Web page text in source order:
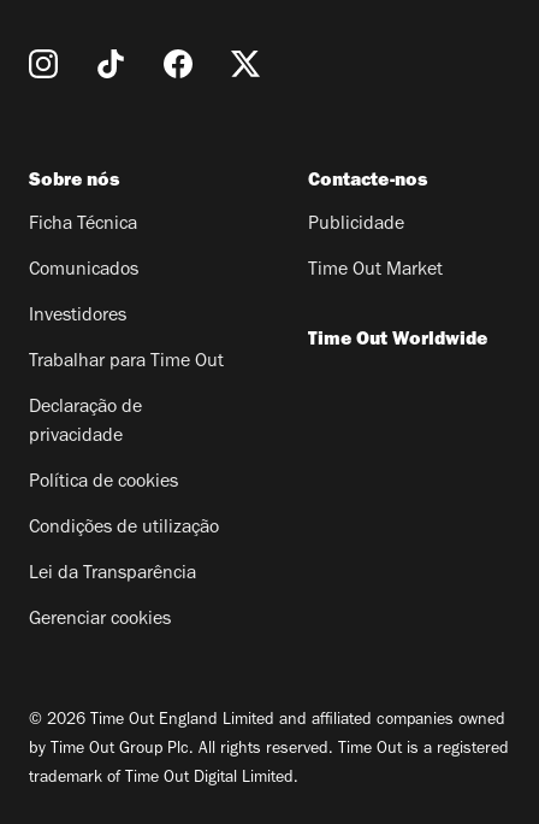
Sobre nós
Ficha Técnica
Comunicados
Investidores
Trabalhar para Time Out
Declaração de
privacidade
Política de cookies
Condições de utilização
Lei da Transparência
Gerenciar cookies
Contacte-nos
Publicidade
Time Out Market
Time Out Worldwide
© 2026 Time Out England Limited and affiliated companies owned
by Time Out Group Plc. All rights reserved. Time Out is a registered
trademark of Time Out Digital Limited.